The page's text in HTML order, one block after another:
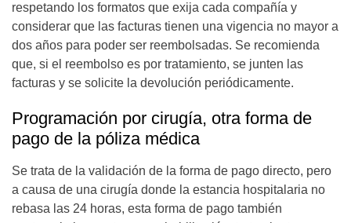
respetando los formatos que exija cada compañía y
considerar que las facturas tienen una vigencia no mayor a
dos años para poder ser reembolsadas. Se recomienda
que, si el reembolso es por tratamiento, se junten las
facturas y se solicite la devolución periódicamente.
Programación por cirugía, otra forma de
pago de la póliza médica
Se trata de la validación de la forma de pago directo, pero
a causa de una cirugía donde la estancia hospitalaria no
rebasa las 24 horas, esta forma de pago también